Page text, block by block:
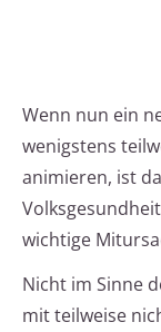
Wenn nun ein
wenigstens
animieren, ist
wichtige
Nicht im Sinne
mit teilweise